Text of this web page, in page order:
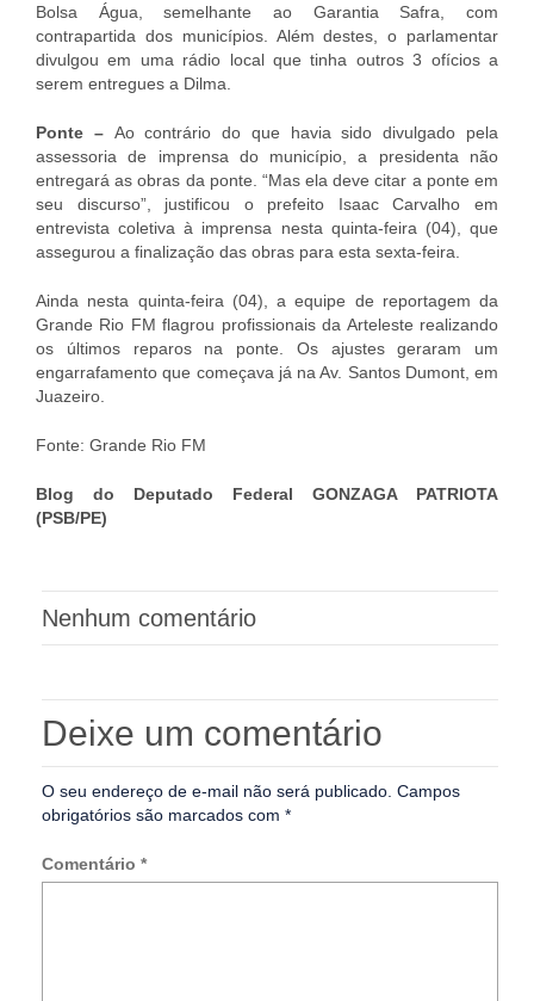
Bolsa Água, semelhante ao Garantia Safra, com
contrapartida dos municípios. Além destes, o parlamentar
divulgou em uma rádio local que tinha outros 3 ofícios a
serem entregues a Dilma.
Ponte – Ao contrário do que havia sido divulgado pela
assessoria de imprensa do município, a presidenta não
entregará as obras da ponte. “Mas ela deve citar a ponte em
seu discurso”, justificou o prefeito Isaac Carvalho em
entrevista coletiva à imprensa nesta quinta-feira (04), que
assegurou a finalização das obras para esta sexta-feira.
Ainda nesta quinta-feira (04), a equipe de reportagem da
Grande Rio FM flagrou profissionais da Arteleste realizando
os últimos reparos na ponte. Os ajustes geraram um
engarrafamento que começava já na Av. Santos Dumont, em
Juazeiro.
Fonte: Grande Rio FM
Blog do Deputado Federal GONZAGA PATRIOTA
(PSB/PE)
Nenhum comentário
Deixe um comentário
O seu endereço de e-mail não será publicado. Campos
obrigatórios são marcados com *
Comentário *